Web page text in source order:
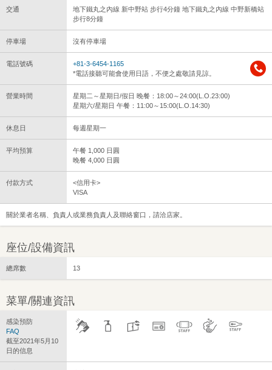
交通
地下鐵丸之內線 新中野站 步行4分鐘 地下鐵丸之內線 中野新橋站
步行8分鐘
停車場 沒有停車場
電話號碼
+81-3-6454-1165
*電話接聽可能會使用日語，不便之處敬請見諒。
營業時間
星期二～星期日/假日 晚餐：18:00～24:00(L.O.23:00)
星期六/星期日 午餐：11:00～15:00(L.O.14:30)
休息日 每週星期一
平均預算
午餐 1,000 日圓
晚餐 4,000 日圓
付款方式
<信用卡>
VISA
關於業者名稱、負責人或業務負責人及聯絡窗口，請洽店家。
座位/設備資訊
總席數 13
菜單/關連資訊
感染預防
FAQ
截至2021年5月10
日的信息